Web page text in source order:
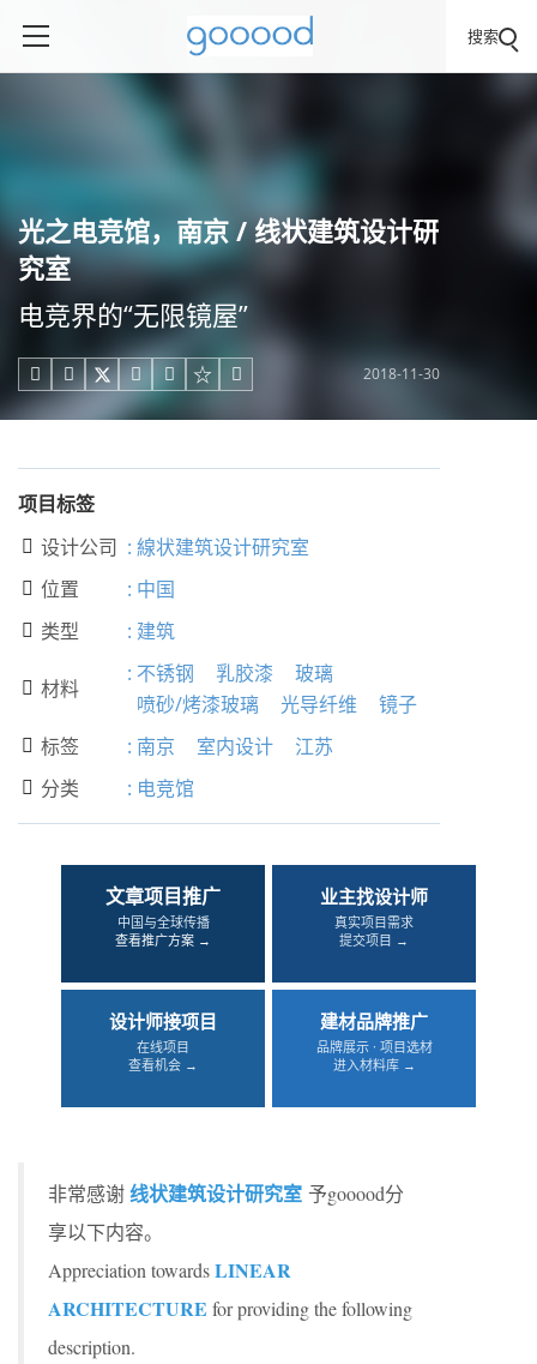
搜索
光之电竞馆，南京 / 线状建筑设计研
究室
电竞界的“无限镜屋”
     2018-11-30
项目标签
 设计公司 : 線状建筑设计研究室
 位置 : 中国
 类型 : 建筑
 材料
: 不锈钢 乳胶漆
玻璃
喷砂/烤漆玻璃
光导纤维 镜子
 标签 : 南京 室内设计 江苏
 分类 : 电竞馆
文章项目推广
中国与全球传播
查看推广方案 →
业主找设计师
真实项目需求
提交项目 →
设计师接项目
在线项目
查看机会 →
建材品牌推广
品牌展示 · 项目选材
进入材料库 →
非常感谢线状建筑设计研究室 予gooood分
享以下内容。
Appreciation towardsLINEAR
ARCHITECTURE for providing the following
description.